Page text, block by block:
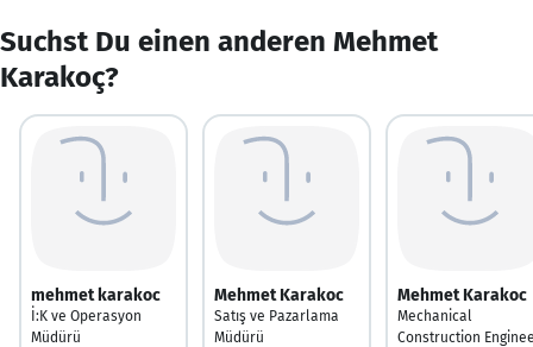
Suchst Du einen anderen Mehmet
Karakoç?
mehmet karakoc
İ:K ve Operasyon
Müdürü
Mehmet Karakoc
Satış ve Pazarlama
Müdürü
Mehmet Karakoc
Mechanical
Construction